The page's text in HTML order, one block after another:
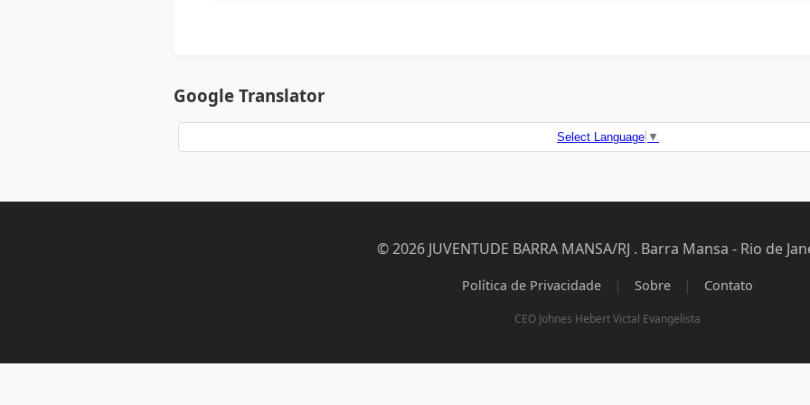
Google Translator
Select Language ▼
© 2026 JUVENTUDE BARRA MANSA/RJ . Barra Mansa - Rio de
Política de Privacidade | Sobre | Contato
CEO Johnes Hebert Victal Evangelista